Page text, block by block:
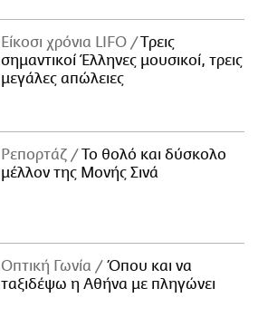
Είκοσι χρόνια LIFO
Tρεις
σημαντικοί Έλληνες μουσικοί, τρεις
μεγάλες απώλειες
Ρεπορτάζ
Το θολό και δύσκολο
μέλλον της Μονής Σινά
Οπτική Γωνία
Όπου και να
ταξιδέψω η Αθήνα με πληγώνει